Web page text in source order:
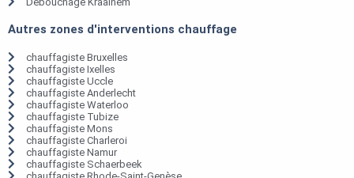
Autres zones d'interventions chauffage
chauffagiste Bruxelles
chauffagiste Ixelles
chauffagiste Uccle
chauffagiste Anderlecht
chauffagiste Waterloo
chauffagiste Tubize
chauffagiste Mons
chauffagiste Charleroi
chauffagiste Namur
chauffagiste Schaerbeek